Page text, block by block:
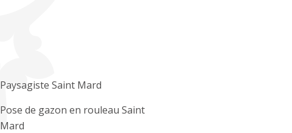
Paysagiste Saint Mard
Pose de gazon en rouleau Saint
Mard